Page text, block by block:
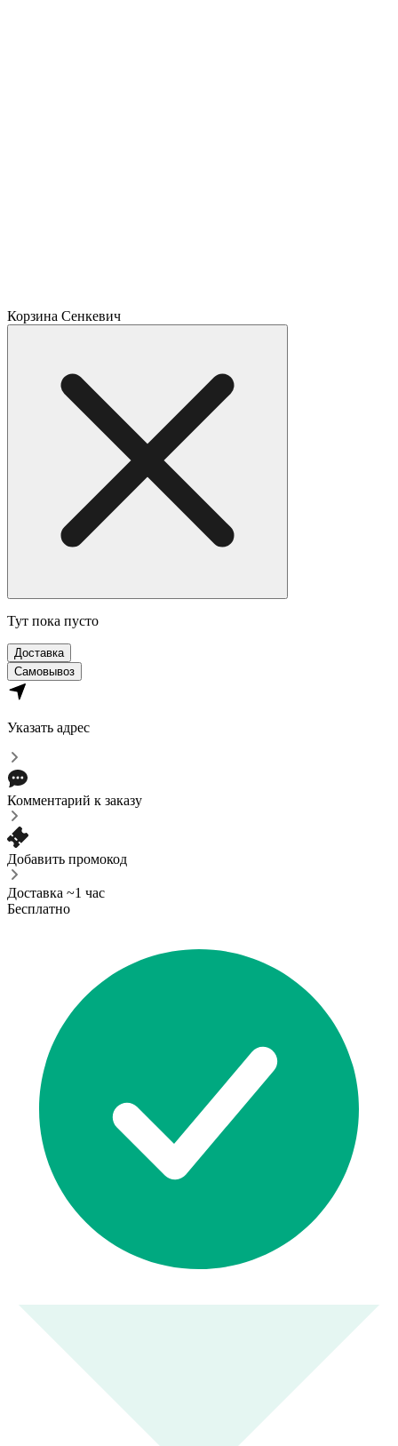
Корзина Сенкевич
Тут пока пусто
Доставка
Самовывоз
Указать адрес
Комментарий к заказу
Добавить промокод
Доставка ~1 час
Бесплатно